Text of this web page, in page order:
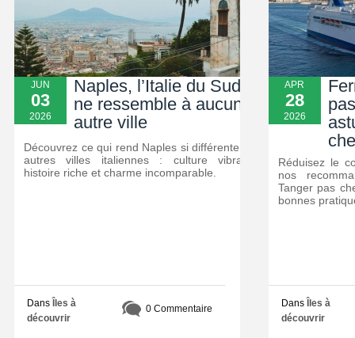
JUN
03
2026
Naples, l’Italie du Sud qui
ne ressemble à aucune
autre ville
Découvrez ce qui rend Naples si différente des
autres villes italiennes : culture vibrante,
histoire riche et charme incomparable.
Dans
Îles à
découvrir
0 Commentaire
APR
28
2026
Réduisez le
nos
Tanger pas
bonnes
Dans
Îles à
découvrir